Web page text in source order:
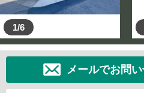
1/6
メールでお問